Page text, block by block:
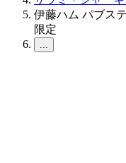
伊藤ハム パブス
限定
...